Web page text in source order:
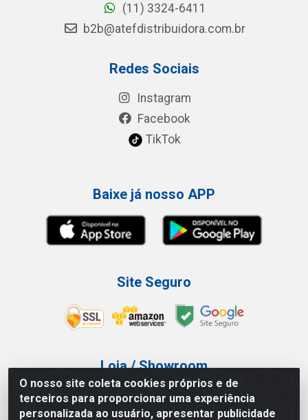
O nosso site coleta cookies próprios e de
terceiros para proporcionar uma experiência
personalizada ao usuário, apresentar publicidade
(11) 3324-6411
b2b@atefdistribuidora.com.br
Redes Sociais
Instagram
Facebook
TikTok
Baixe já nosso APP
Site Seguro
Loja / Showroom
Tel.: (11) 3227-0546
Av Vautier, 587/597 - Pari - São Paulo/SP